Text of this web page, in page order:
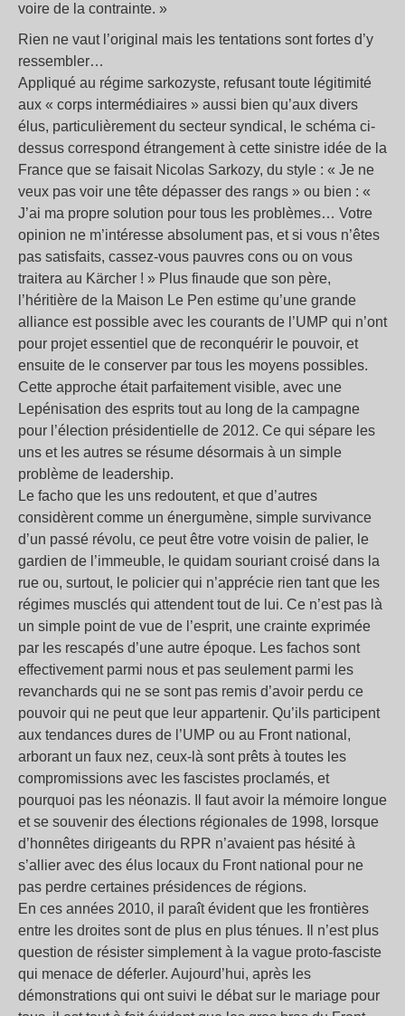
voire de la contrainte. »
Rien ne vaut l’original mais les tentations sont fortes d’y
ressembler…
Appliqué au régime sarkozyste, refusant toute légitimité
aux « corps intermédiaires » aussi bien qu’aux divers
élus, particulièrement du secteur syndical, le schéma ci-
dessus correspond étrangement à cette sinistre idée de la
France que se faisait Nicolas Sarkozy, du style : « Je ne
veux pas voir une tête dépasser des rangs » ou bien : «
J’ai ma propre solution pour tous les problèmes… Votre
opinion ne m’intéresse absolument pas, et si vous n’êtes
pas satisfaits, cassez-vous pauvres cons ou on vous
traitera au Kärcher ! » Plus finaude que son père,
l’héritière de la Maison Le Pen estime qu’une grande
alliance est possible avec les courants de l’UMP qui n’ont
pour projet essentiel que de reconquérir le pouvoir, et
ensuite de le conserver par tous les moyens possibles.
Cette approche était parfaitement visible, avec une
Lepénisation des esprits tout au long de la campagne
pour l’élection présidentielle de 2012. Ce qui sépare les
uns et les autres se résume désormais à un simple
problème de leadership.
Le facho que les uns redoutent, et que d’autres
considèrent comme un énergumène, simple survivance
d’un passé révolu, ce peut être votre voisin de palier, le
gardien de l’immeuble, le quidam souriant croisé dans la
rue ou, surtout, le policier qui n’apprécie rien tant que les
régimes musclés qui attendent tout de lui. Ce n’est pas là
un simple point de vue de l’esprit, une crainte exprimée
par les rescapés d’une autre époque. Les fachos sont
effectivement parmi nous et pas seulement parmi les
revanchards qui ne se sont pas remis d’avoir perdu ce
pouvoir qui ne peut que leur appartenir. Qu’ils participent
aux tendances dures de l’UMP ou au Front national,
arborant un faux nez, ceux-là sont prêts à toutes les
compromissions avec les fascistes proclamés, et
pourquoi pas les néonazis. Il faut avoir la mémoire longue
et se souvenir des élections régionales de 1998, lorsque
d’honnêtes dirigeants du RPR n’avaient pas hésité à
s’allier avec des élus locaux du Front national pour ne
pas perdre certaines présidences de régions.
En ces années 2010, il paraît évident que les frontières
entre les droites sont de plus en plus ténues. Il n’est plus
question de résister simplement à la vague proto-fasciste
qui menace de déferler. Aujourd’hui, après les
démonstrations qui ont suivi le débat sur le mariage pour